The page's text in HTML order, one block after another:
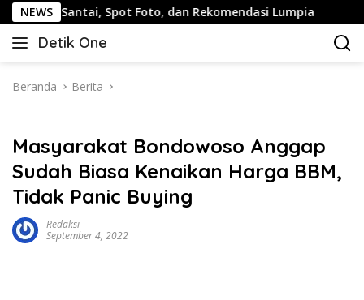
Langsung
ke
konten
NEWS
Spot Foto, dan Rekomendasi Lumpia Panduan
Detik One
Tajam
Fakta
Beranda Berita
Masyarakat Bondowoso Anggap
Sudah Biasa Kenaikan Harga BBM,
Tidak Panic Buying
Redaksi
September 4, 2022